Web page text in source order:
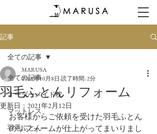
記事
全ての記事
オーダーメイド枕
マットレス
羽毛ふとん
全ての記事
羽毛ふとんリフォーム
MARUSA
2019年10月8日 読了時間: 2分
更新日： 2021年2月12日
お客様からご依頼を受けた羽毛ふとん
のリフォームが仕上がってまいりまし